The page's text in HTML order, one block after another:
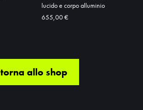
lucido e corpo alluminio
655,00 €
torna allo shop